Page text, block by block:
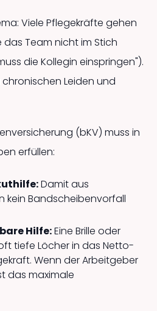
Viele Pflegekräfte gehen
das Team nicht im Stich
die Kollegin einspringen").
Leiden und
(bKV) muss in
erfüllen:
Damit aus
kein Bandscheibenvorfall
Hilfe:Eine Brille oder
tiefe Löcher in das Netto-
Wenn der Arbeitgeber
das maximale